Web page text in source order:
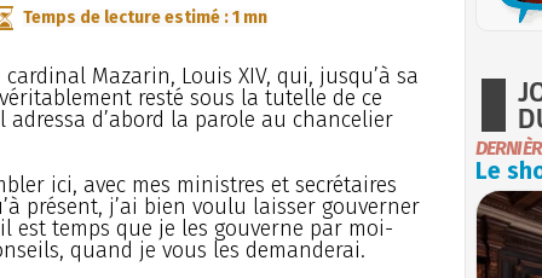
Temps de lecture estimé : 1 mn
Mazarin, Louis XIV, qui, jusqu’à sa
resté sous la tutelle de ce
d’abord la parole au chancelier
ici, avec mes ministres et secrétaires
présent, j’ai bien voulu laisser gouverner
est temps que je les gouverne par moi-
quand je vous les demanderai.
Le